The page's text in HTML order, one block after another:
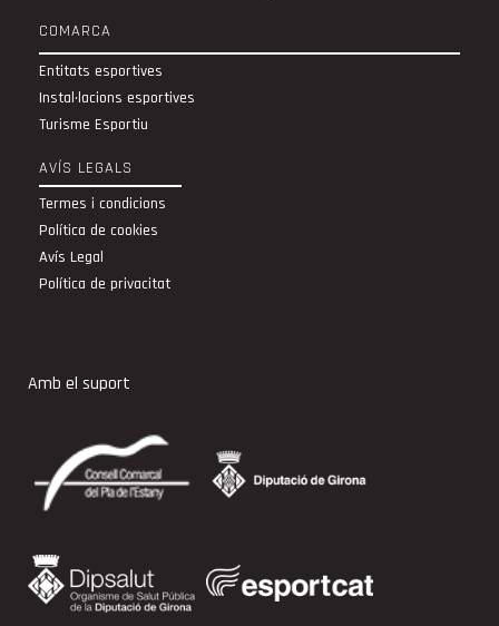
COMARCA
Entitats esportives
Instal·lacions esportives
Turisme Esportiu
AVÍS LEGALS
Termes i condicions
Política de cookies
Avís Legal
Política de privacitat
Amb el suport